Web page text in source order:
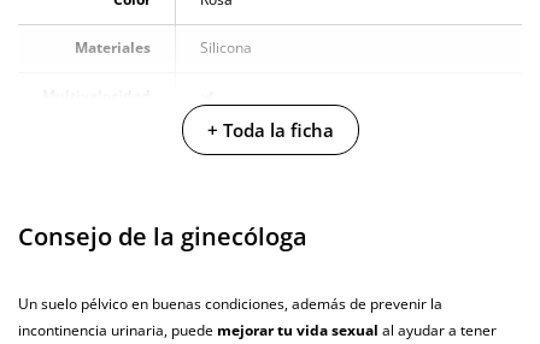
Materiales Silicona
App móvil
Pilas/Batería
Resistente al
agua
100% sumergible
+ Toda la ficha
Consejo de la ginecóloga
Un suelo pélvico en buenas condiciones, además de prevenir la
incontinencia urinaria, puede mejorar tu vida sexual al ayudar a tener